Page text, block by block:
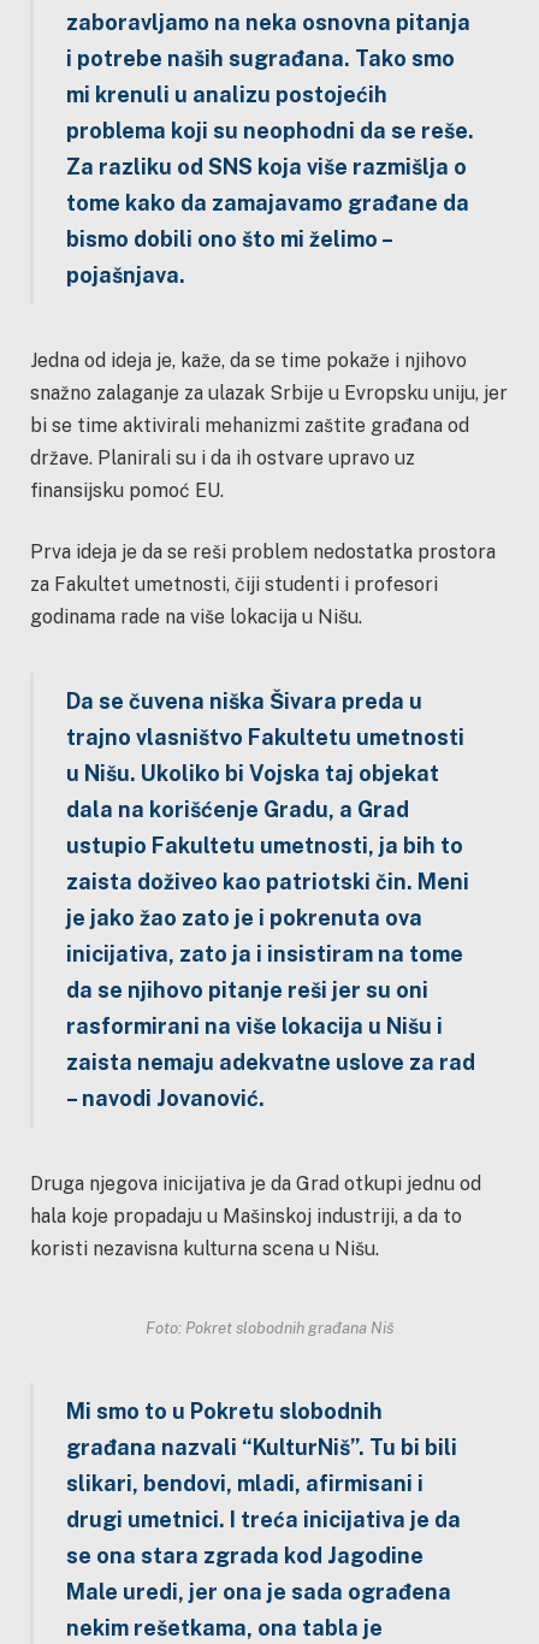
zaboravljamo na neka osnovna pitanja
i potrebe naših sugrađana. Tako smo
mi krenuli u analizu postojećih
problema koji su neophodni da se reše.
Za razliku od SNS koja više razmišlja o
tome kako da zamajavamo građane da
bismo dobili ono što mi želimo –
pojašnjava.
Jedna od ideja je, kaže, da se time pokaže i njihovo
snažno zalaganje za ulazak Srbije u Evropsku uniju, jer
bi se time aktivirali mehanizmi zaštite građana od
države. Planirali su i da ih ostvare upravo uz
finansijsku pomoć EU.
Prva ideja je da se reši problem nedostatka prostora
za Fakultet umetnosti, čiji studenti i profesori
godinama rade na više lokacija u Nišu.
Da se čuvena niška Šivara preda u
trajno vlasništvo Fakultetu umetnosti
u Nišu. Ukoliko bi Vojska taj objekat
dala na korišćenje Gradu, a Grad
ustupio Fakultetu umetnosti, ja bih to
zaista doživeo kao patriotski čin. Meni
je jako žao zato je i pokrenuta ova
inicijativa, zato ja i insistiram na tome
da se njihovo pitanje reši jer su oni
rasformirani na više lokacija u Nišu i
zaista nemaju adekvatne uslove za rad
– navodi Jovanović.
Druga njegova inicijativa je da Grad otkupi jednu od
hala koje propadaju u Mašinskoj industriji, a da to
koristi nezavisna kulturna scena u Nišu.
Foto: Pokret slobodnih građana Niš
Mi smo to u Pokretu slobodnih
građana nazvali “KulturNiš”. Tu bi bili
slikari, bendovi, mladi, afirmisani i
drugi umetnici. I treća inicijativa je da
se ona stara zgrada kod Jagodine
Male uredi, jer ona je sada ograđena
nekim rešetkama, ona tabla je